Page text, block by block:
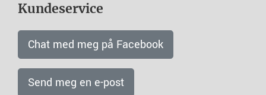
Kundeservice
Chat med meg på Facebook
Send meg en e-post